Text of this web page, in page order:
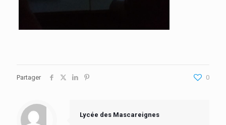
Partager 0
Lycée des Mascareignes